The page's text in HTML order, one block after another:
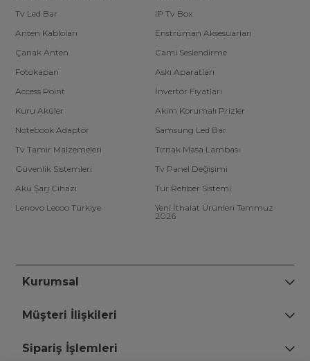
Tv Led Bar
IP Tv Box
Anten Kabloları
Enstrüman Aksesuarları
Çanak Anten
Cami Seslendirme
Fotokapan
Askı Aparatları
Access Point
İnvertör Fiyatları
Kuru Aküler
Akım Korumalı Prizler
Notebook Adaptör
Samsung Led Bar
Tv Tamir Malzemeleri
Tırnak Masa Lambası
Güvenlik Sistemleri
Tv Panel Değişimi
Akü Şarj Cihazı
Tur Rehber Sistemi
Lenovo Lecoo Türkiye
Yeni İthalat Ürünleri Temmuz
2026
Kurumsal
Müşteri İlişkileri
Sipariş İşlemleri